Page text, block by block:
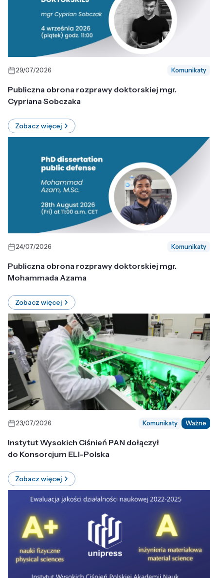
29/07/2026 Komunikaty
Publiczna obrona rozprawy doktorskiej mgr.
Cypriana Sobczaka
Zobacz więcej
24/07/2026 Komunikaty
Publiczna obrona rozprawy doktorskiej mgr.
Mohammada Azama
Zobacz więcej
23/07/2026 Komunikaty Ważne
Instytut Wysokich Ciśnień PAN dołączył
do Konsorcjum ELI-Polska
Zobacz więcej